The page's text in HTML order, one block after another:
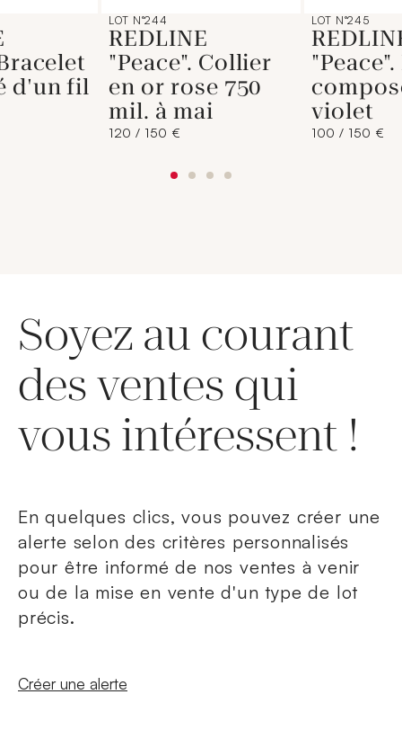
d'un fil
LOT N°244
REDLINE
"Peace". Collier
en or rose 750
mil. à mai
120 / 150 €
LOT N°245
violet
100 / 150 €
Soyez au courant
des ventes qui
vous intéressent !
En quelques clics, vous pouvez créer une
alerte selon des critères personnalisés
pour être informé de nos ventes à venir
ou de la mise en vente d'un type de lot
précis.
Nouvelle fenêtre
Créer une alerte